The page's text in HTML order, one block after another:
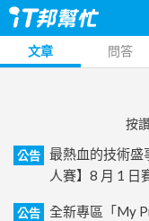
文章 問答
按
公告
最熱血的技術盛
人賽】8 月 1 日
公告
全新專區「My